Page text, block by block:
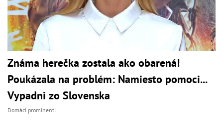
Známa herečka zostala ako obarená!
Poukázala na problém: Namiesto pomoci...
Vypadni zo Slovenska
Domáci prominenti